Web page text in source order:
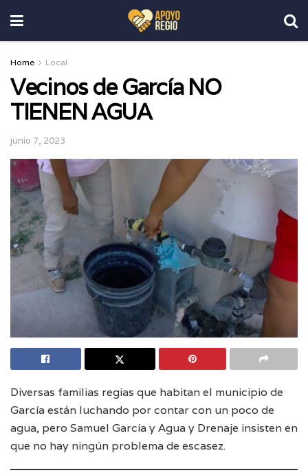
Home Local
Vecinos de García NO
TIENEN AGUA
junio 7, 2023
Diversas familias regias que habitan el municipio de
García están luchando por contar con un poco de
agua, pero Samuel García y Agua y Drenaje insisten en
que no hay ningún problema de escasez.